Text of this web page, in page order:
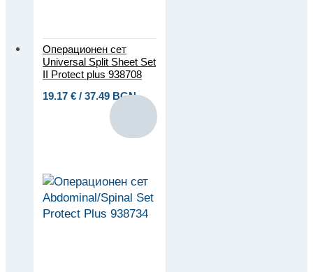
Операционен сет
Universal Split Sheet Set
II Protect plus 938708
19.17 € / 37.49 BGN